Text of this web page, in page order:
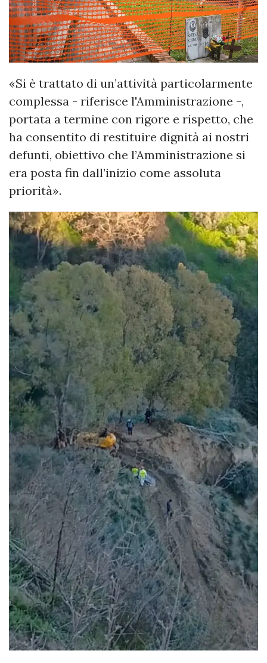
«Si è trattato di un’attività particolarmente
complessa - riferisce l'Amministrazione -,
portata a termine con rigore e rispetto, che
ha consentito di restituire dignità ai nostri
defunti, obiettivo che l’Amministrazione si
era posta fin dall’inizio come assoluta
priorità».